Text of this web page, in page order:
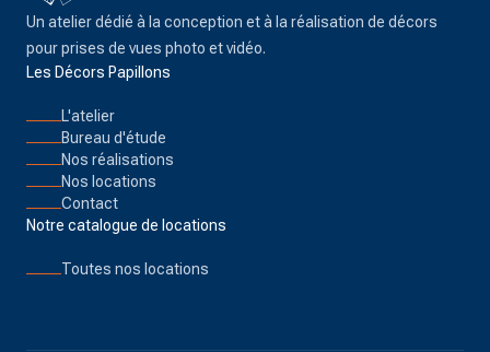
Un atelier dédié à la conception et à la réalisation de décors
pour prises de vues photo et vidéo.
Les Décors Papillons
L'atelier
Bureau d'étude
Nos réalisations
Nos locations
Contact
Notre catalogue de locations
Toutes nos locations